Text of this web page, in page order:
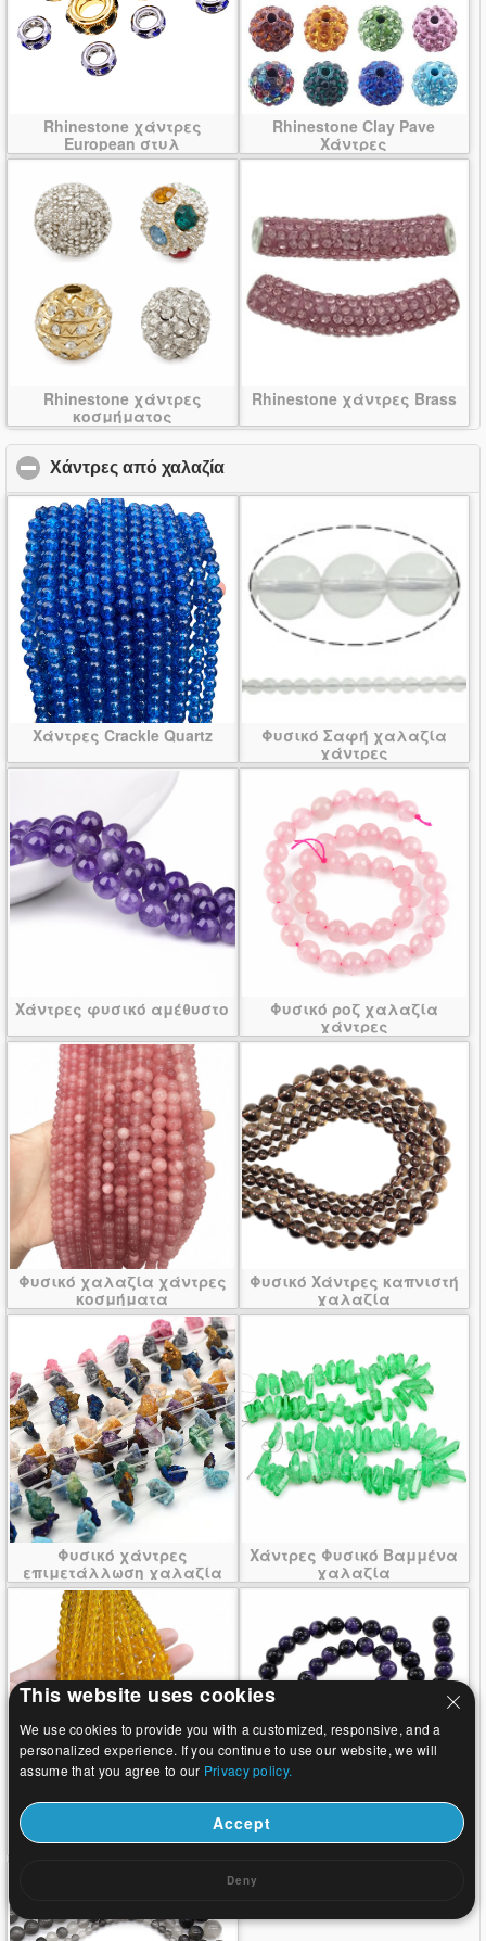
Rhinestone χάντρες
European στυλ
Rhinestone Clay Pave
Χάντρες
Rhinestone χάντρες
κοσμήματος
Rhinestone χάντρες Brass
Χάντρες από χαλαζία
Χάντρες Crackle Quartz
Φυσικό Σαφή χαλαζία
χάντρες
Χάντρες φυσικό αμέθυστο
Φυσικό ροζ χαλαζία
χάντρες
Φυσικό χαλαζία χάντρες
κοσμήματα
Φυσικό Χάντρες καπνιστή
χαλαζία
Φυσικό χάντρες
επιμετάλλωση χαλαζία
Χάντρες Φυσικό Βαμμένα
χαλαζία
Φυσικές χάντρες Σιτρίν Φυσικό Charoite χάντρες
This website uses cookies
We use cookies to provide you with a customized, responsive, and a
personalized experience. If you continue to use our website, we will
assume that you agree to our Privacy policy.
Accept
Deny